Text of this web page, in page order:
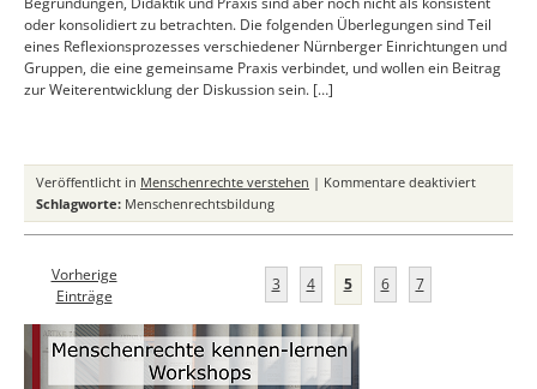
oder konsolidiert zu betrachten. Die folgenden Überlegungen sind Teil
eines Reflexionsprozesses verschiedener Nürnberger Einrichtungen und
Gruppen, die eine gemeinsame Praxis verbindet, und wollen ein Beitrag
zur Weiterentwicklung der Diskussion sein. […]
Veröffentlicht in Menschenrechte verstehen | Kommentare deaktiviertfür
als
Schlagworte: Menschenrechtsbildung
Vorherige
Einträge
3 4 5 6 7